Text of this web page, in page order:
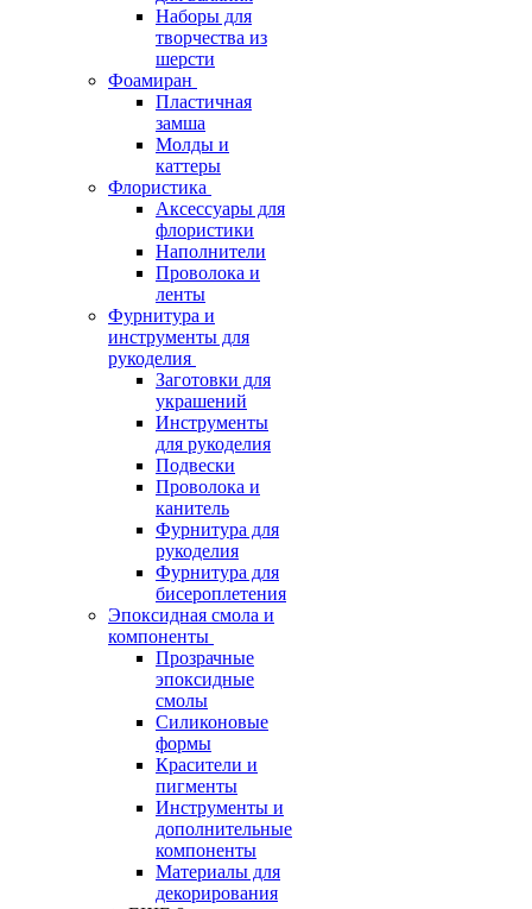
Наборы для
творчества из
шерсти
Фоамиран
Пластичная
замша
Молды и
каттеры
Флористика
Аксессуары для
флористики
Наполнители
Проволока и
ленты
Фурнитура и
инструменты для
рукоделия
Заготовки для
украшений
Инструменты
для рукоделия
Подвески
Проволока и
канитель
Фурнитура для
рукоделия
Фурнитура для
бисероплетения
Эпоксидная смола и
компоненты
Прозрачные
эпоксидные
смолы
Силиконовые
формы
Красители и
пигменты
Инструменты и
дополнительные
компоненты
Материалы для
декорирования